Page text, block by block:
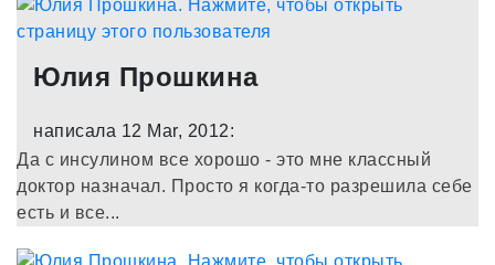
Юлия Прошкина
написала 12 Mar, 2012:
Да с инсулином все хорошо - это мне классный
доктор назначал. Просто я когда-то разрешила себе
есть и все...